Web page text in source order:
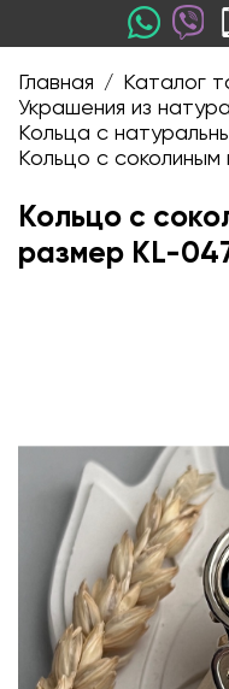
Главная / Каталог
Украшения из
Кольца с
Кольцо с
Кольцо с
размер KL-